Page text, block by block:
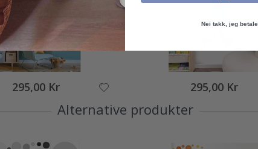
295,00 Kr 295,00 Kr
Alternative produkter
Nei takk, jeg